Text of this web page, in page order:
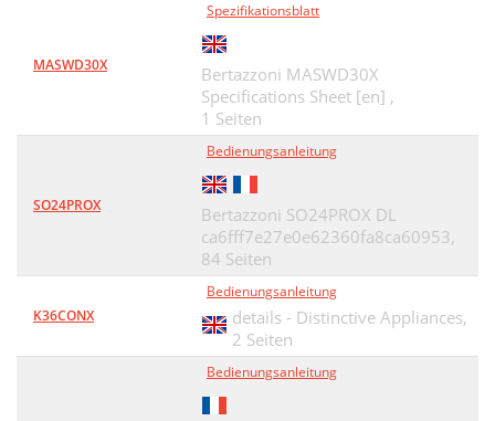
MASWD30X
Spezifikationsblatt
Bertazzoni MASWD30X
Specifications Sheet [en] ,
1 Seiten
SO24PROX
Bedienungsanleitung
Bertazzoni SO24PROX DL
ca6fff7e27e0e62360fa8ca60953,
84 Seiten
K36CONX
Bedienungsanleitung
details - Distinctive Appliances,
2 Seiten
Bedienungsanleitung